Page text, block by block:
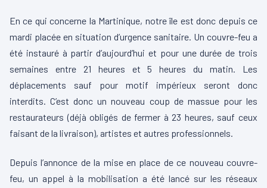
En ce qui concerne la Martinique, notre île est donc depuis ce
mardi placée en situation d’urgence sanitaire. Un couvre-feu a
été instauré à partir d’aujourd’hui et pour une durée de trois
semaines entre 21 heures et 5 heures du matin. Les
déplacements sauf pour motif impérieux seront donc
interdits. C’est donc un nouveau coup de massue pour les
restaurateurs (déjà obligés de fermer à 23 heures, sauf ceux
faisant de la livraison), artistes et autres professionnels.
Depuis l’annonce de la mise en place de ce nouveau couvre-
feu, un appel à la mobilisation a été lancé sur les réseaux